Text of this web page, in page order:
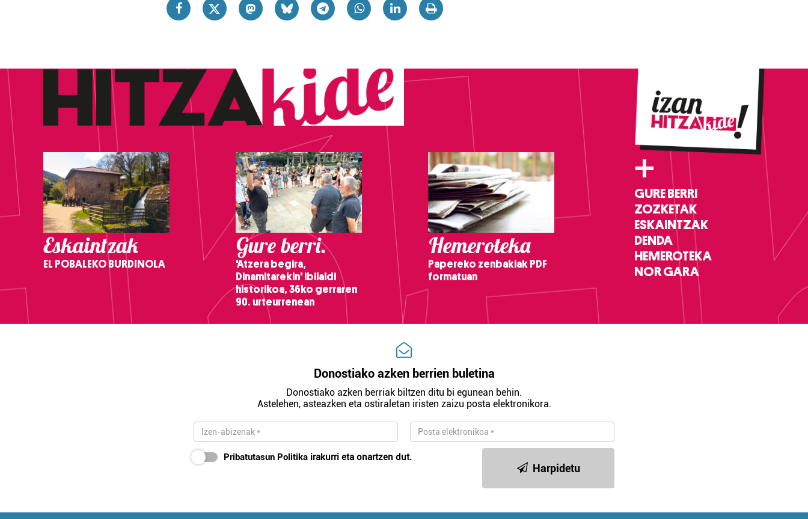
Eskaintzak
EL POBALEKO BURDINOLA
Gure berri.
'Atzera begira,
Dinamitarekin' ibilaldi
historikoa, 36ko gerraren
90. urteurrenean
Hemeroteka
Papereko zenbakiak PDF
formatuan
+
GURE BERRI
ZOZKETAK
ESKAINTZAK
DENDA
HEMEROTEKA
NOR GARA
Donostiako azken berrien buletina
Donostiako azken berriak biltzen ditu bi egunean behin.
Astelehen, asteazken eta ostiraletan iristen zaizu posta elektronikora.
Pribatutasun Politika irakurri eta onartzen dut.
Harpidetu